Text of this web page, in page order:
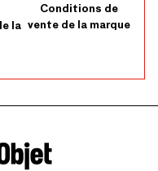
la
Conditions de
vente de la marque